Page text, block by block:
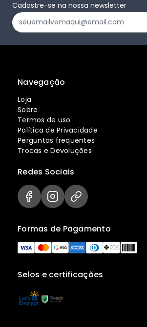
Cadastre-se na nossa newsletter
Navegação
Loja
Sobre
Termos de uso
Política de Privacidade
Perguntas frequentes
Trocas e Devoluções
Selos e certificações
Formas de Pagamento
Redes Sociais